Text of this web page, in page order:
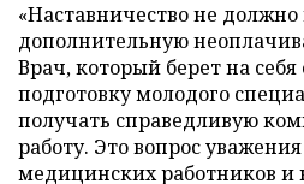
«Наставничество не
дополнительную
Врач, который берет на себя
подготовку молодого
получать справедливую
работу. Это вопрос
медицинских работников и